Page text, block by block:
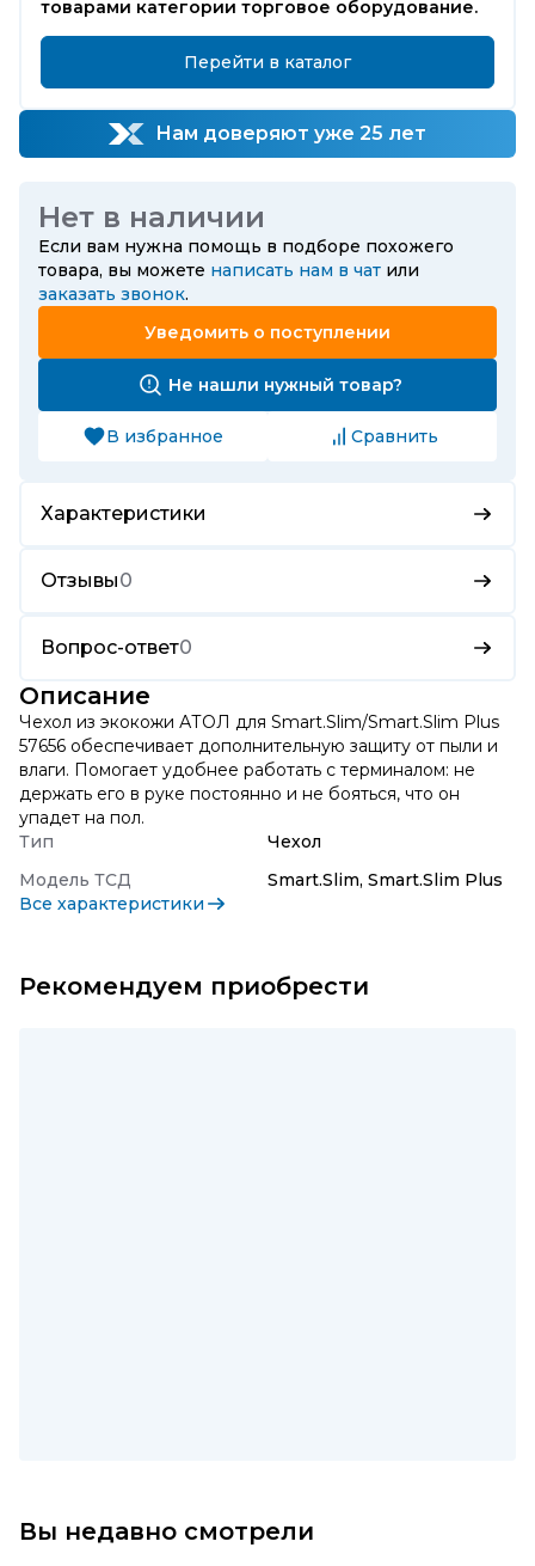
товарами категории торговое оборудование.
Перейти в каталог
Нам доверяют уже 25 лет
Нет в наличии
Если вам нужна помощь в подборе похожего
товара, вы можете написать нам в чат или
заказать звонок.
Уведомить о поступлении
Не нашли нужный товар?
В избранное Сравнить
Характеристики
Отзывы0
Вопрос-ответ0
Описание
Чехол из экокожи АТОЛ для Smart.Slim/Smart.Slim Plus
57656 обеспечивает дополнительную защиту от пыли и
влаги. Помогает удобнее работать с терминалом: не
держать его в руке постоянно и не бояться, что он
упадет на пол.
Тип
Чехол
Модель ТСД
Smart.Slim, Smart.Slim Plus
Все характеристики
Рекомендуем приобрести
Вы недавно смотрели